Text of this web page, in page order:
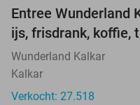
Entree Wunderland
ijs, frisdrank, koffie,
Wunderland Kalkar
Kalkar
Verkocht: 27.518